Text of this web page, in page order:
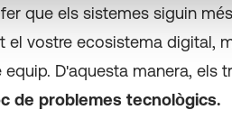
que els sistemes siguin
el vostre ecosistema digital,
D'aquesta manera, els
de problemes tecnològics.